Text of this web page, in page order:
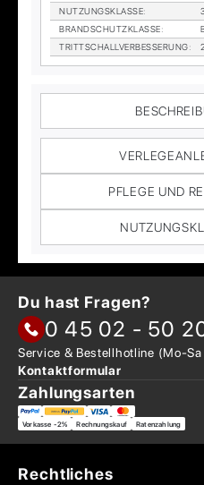
NUT­ZUNGS­KLAS­SE:
BRAND­SCHUTZ­KLAS­SE:
TRITT­SCHALL­VER­BES­SE­RUNG:
PFLEGE UND
Du hast Fragen?
0 45 02 - 50
Service & Bestellhotline (Mo-
Kontaktformular
Zahlungsarten
Vorkasse -2% Rechnungskauf Ratenzahlung
Rechtliches